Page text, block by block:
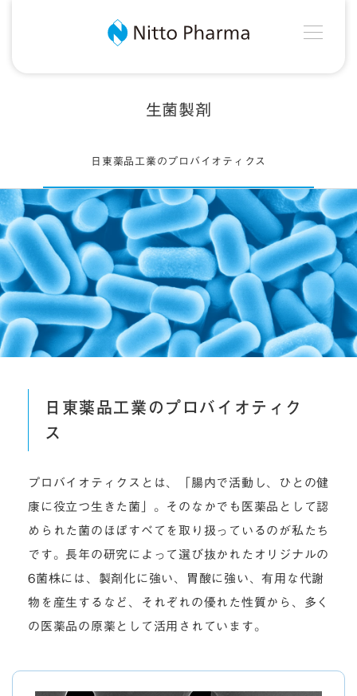
Nitto Pharma
生菌製剤
日東薬品工業のプロバイオティクス
日東薬品工業のプロバイオティク
ス
プロバイオティクスとは、「腸内で活動し、ひとの健
康に役立つ生きた菌」。そのなかでも医薬品として認
められた菌のほぼすべてを取り扱っているのが私たち
です。長年の研究によって選び抜かれたオリジナルの
6菌株には、製剤化に強い、胃酸に強い、有用な代謝
物を産生するなど、それぞれの優れた性質から、多く
の医薬品の原薬として活用されています。